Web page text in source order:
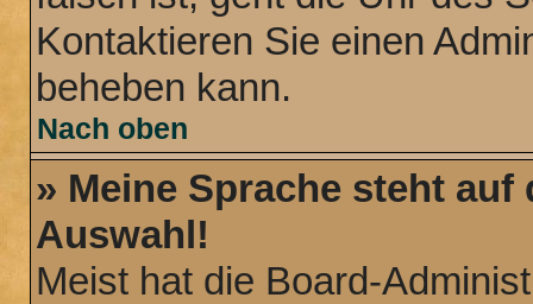
Kontaktieren Sie einen
beheben kann.
Nach oben
» Meine Sprache steht
Auswahl!
Meist hat die Board-